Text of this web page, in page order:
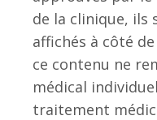
de la clinique,
affichés à côté
ce contenu ne
médical
traitement